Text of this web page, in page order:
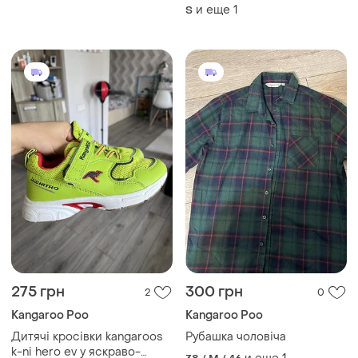
S и еще 1
275 грн 2
Kangaroo Poo
Дитячі кросівки kangaroos
k-ni hero ev у яскраво-
300 грн 0
Kangaroo Poo
Рубашка чоловіча